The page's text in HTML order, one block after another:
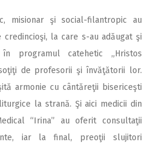
misionar şi social-filantropic au
la care s-au adăugat şi
programul catehetic „Hristos
de profesorii şi învăţătorii lor.
armonie cu cântăreţii bisericeşti
la strană. Şi aici medicii din
“Irina” au oferit consultaţii
iar la final, preoţii slujitori